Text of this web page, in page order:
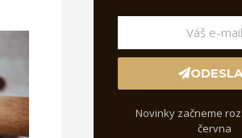
Novinky začneme
června